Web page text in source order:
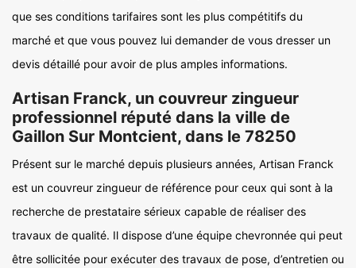
que ses conditions tarifaires sont les plus compétitifs du
marché et que vous pouvez lui demander de vous dresser un
devis détaillé pour avoir de plus amples informations.
Artisan Franck, un couvreur zingueur
professionnel réputé dans la ville de
Gaillon Sur Montcient, dans le 78250
Présent sur le marché depuis plusieurs années, Artisan Franck
est un couvreur zingueur de référence pour ceux qui sont à la
recherche de prestataire sérieux capable de réaliser des
travaux de qualité. Il dispose d’une équipe chevronnée qui peut
être sollicitée pour exécuter des travaux de pose, d’entretien ou